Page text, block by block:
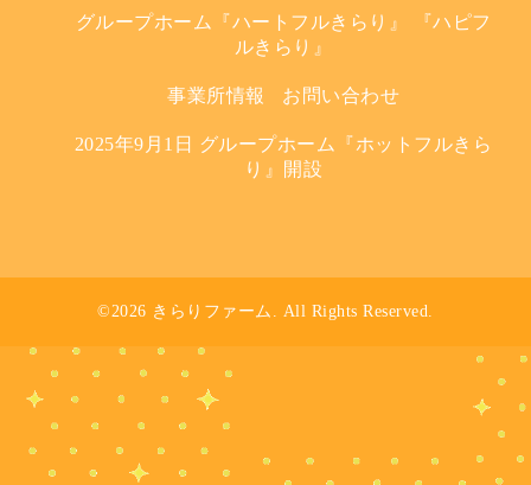
グループホーム『ハートフルきらり』 『ハピフ
ルきらり』
事業所情報 お問い合わせ
2025年9月1日 グループホーム『ホットフルきら
り』開設
©2026 きらりファーム . All Rights Reserved.